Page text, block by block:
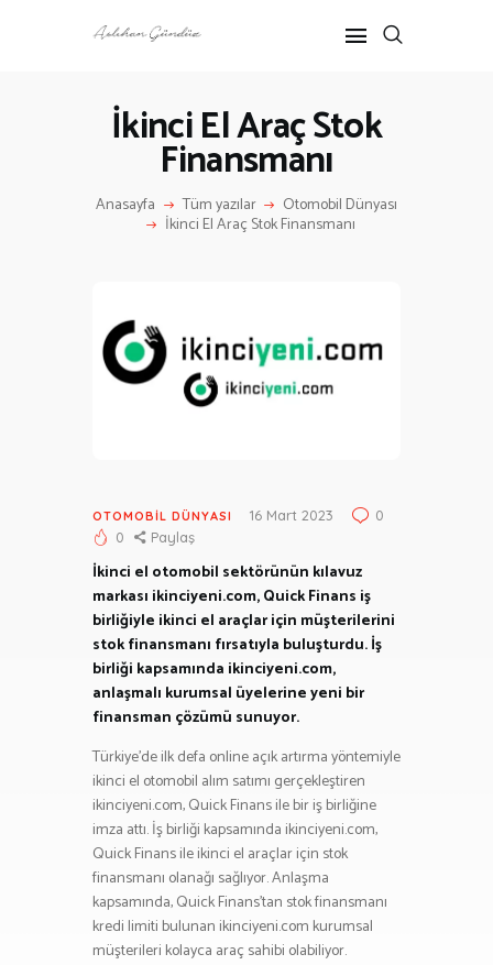
İkinci El Araç Stok
Finansmanı
Anasayfa Tüm yazılar Otomobil Dünyası
İkinci El Araç Stok Finansmanı
ANASAYFA
ANNE-ÇOCUK
İLETIŞIM
OTOMOBIL DÜNYASI 16 Mart 2023
0
0
Paylaş
İkinci el otomobil sektörünün kılavuz
markası ikinciyeni.com, Quick Finans iş
birliğiyle ikinci el araçlar için müşterilerini
stok finansmanı fırsatıyla buluşturdu. İş
birliği kapsamında ikinciyeni.com,
anlaşmalı kurumsal üyelerine yeni bir
finansman çözümü sunuyor.
Türkiye’de ilk defa online açık artırma yöntemiyle
ikinci el otomobil alım satımı gerçekleştiren
ikinciyeni.com, Quick Finans ile bir iş birliğine
imza attı. İş birliği kapsamında ikinciyeni.com,
Quick Finans ile ikinci el araçlar için stok
finansmanı olanağı sağlıyor. Anlaşma
kapsamında, Quick Finans’tan stok finansmanı
kredi limiti bulunan ikinciyeni.com kurumsal
müşterileri kolayca araç sahibi olabiliyor.